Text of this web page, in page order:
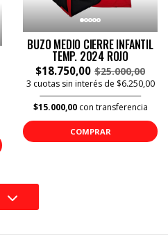
BUZO MEDIO CIERRE INFANTIL
TEMP. 2024 ROJO
$18.750,00 $25.000,00
3 cuotas sin interés de $6.250,00
$15.000,00con transferencia
COMPRAR